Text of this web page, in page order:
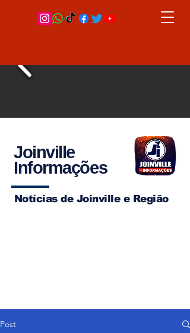
Joinville
Informações
Notícias de Joinville e Região
Post